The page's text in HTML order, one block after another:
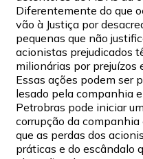
Diferentemente do que
vão à Justiça por
pequenas que não
acionistas prejudicados
milionárias por prejuízos
Essas ações podem ser
lesado pela companhia
Petrobras pode iniciar
corrupção da
que as perdas dos
práticas e do escândalo